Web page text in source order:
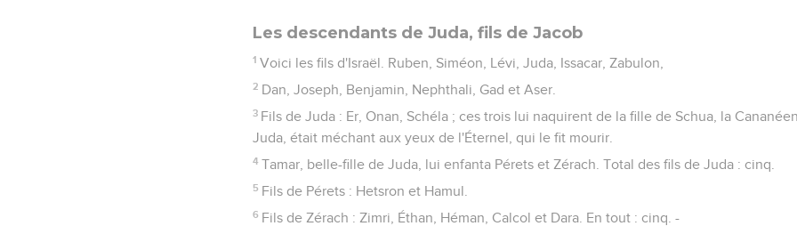
Les descendants de Juda, fils de Jacob
1 Voici les fils d'Israël. Ruben, Siméon, Lévi, Juda, Issacar, Zabulon,
2 Dan, Joseph, Benjamin, Nephthali, Gad et Aser.
3 Fils de Juda : Er, Onan, Schéla ; ces trois lui naquirent de la fille de Schua, la
Juda, était méchant aux yeux de l'Éternel, qui le fit mourir.
4 Tamar, belle-fille de Juda, lui enfanta Pérets et Zérach. Total des fils de Juda : cinq.
5 Fils de Pérets : Hetsron et Hamul.
6 Fils de Zérach : Zimri, Éthan, Héman, Calcol et Dara. En tout : cinq. -